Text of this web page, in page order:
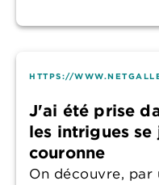
HTTPS://
J'ai été prise
les intrigues
couronne
On découvre,